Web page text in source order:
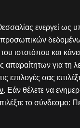
ενεργεί ως
προσωπικών
ιστοτόπου και
απαραίτητων για τη
επιλογές σας
. Εάν θέλετε να
το σύνδεσμο: